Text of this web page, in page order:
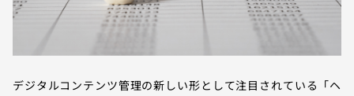
デジタルコンテンツ管理の新しい形として注目されている「ヘ